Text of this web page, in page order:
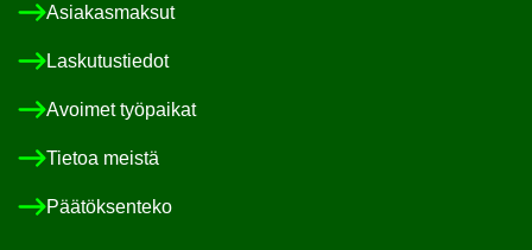
Asia­kas­mak­sut
Las­ku­tus­tie­dot
Avoi­met työ­pai­kat
Tie­toa meis­tä
Pää­tök­sen­te­ko